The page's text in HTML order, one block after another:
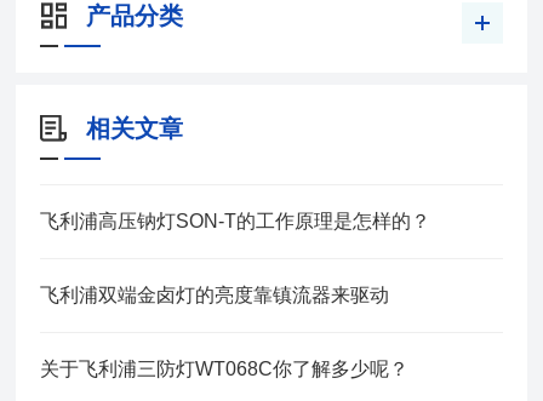
产品分类
相关文章
飞利浦高压钠灯SON-T的工作原理是怎样的？
飞利浦双端金卤灯的亮度靠镇流器来驱动
关于飞利浦三防灯WT068C你了解多少呢？